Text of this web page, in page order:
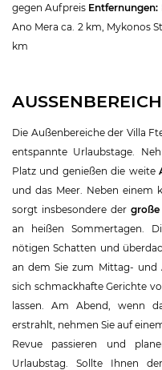
gegen Aufpreis Entfernungen:
Ano Mera ca. 2 km, Mykonos
km
AUSSENBEREICH
Die Außenbereiche der Villa
entspannte Urlaubstage.
Platz und genießen die weite
und das Meer. Neben einem
sorgt insbesondere der
an heißen Sommertagen.
nötigen Schatten und
an dem Sie zum Mittag- und
sich schmackhafte Gerichte
lassen. Am Abend, wenn
erstrahlt, nehmen Sie auf
Revue passieren und
Urlaubstag. Sollte Ihnen